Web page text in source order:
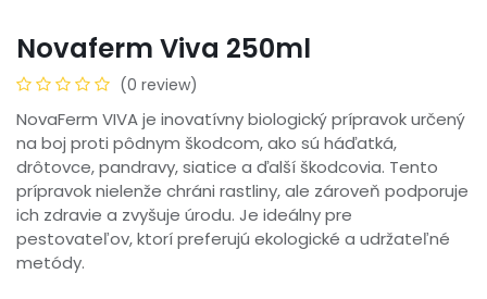
Novaferm Viva 250ml
(0 review)
NovaFerm VIVA je inovatívny biologický prípravok určený
na boj proti pôdnym škodcom, ako sú háďatká,
drôtovce, pandravy, siatice a ďalší škodcovia. Tento
prípravok nielenže chráni rastliny, ale zároveň podporuje
ich zdravie a zvyšuje úrodu. Je ideálny pre
pestovateľov, ktorí preferujú ekologické a udržateľné
metódy.